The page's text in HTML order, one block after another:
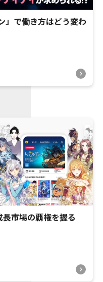
」で働き方はどう変わ
市場の覇権を握る